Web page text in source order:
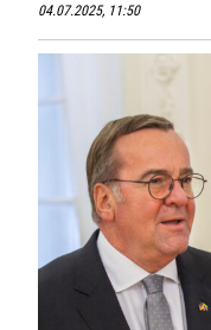
04.07.2025, 11:50